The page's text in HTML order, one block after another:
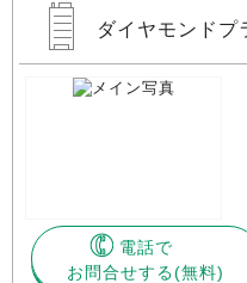
ダイヤモンド
電話で
お問合せする